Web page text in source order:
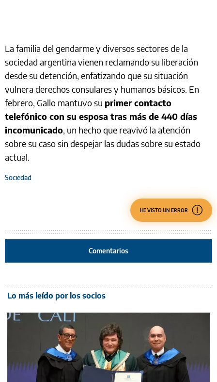
La familia del gendarme y diversos sectores de la
sociedad argentina vienen reclamando su liberación
desde su detención, enfatizando que su situación
vulnera derechos consulares y humanos básicos. En
febrero, Gallo mantuvo su primer contacto
telefónico con su esposa tras más de 440 días
incomunicado, un hecho que reavivó la atención
sobre su caso sin despejar las dudas sobre su estado
actual.
Sociedad
HE VISTO UN ERROR
Comentarios
Lo más leído por los socios